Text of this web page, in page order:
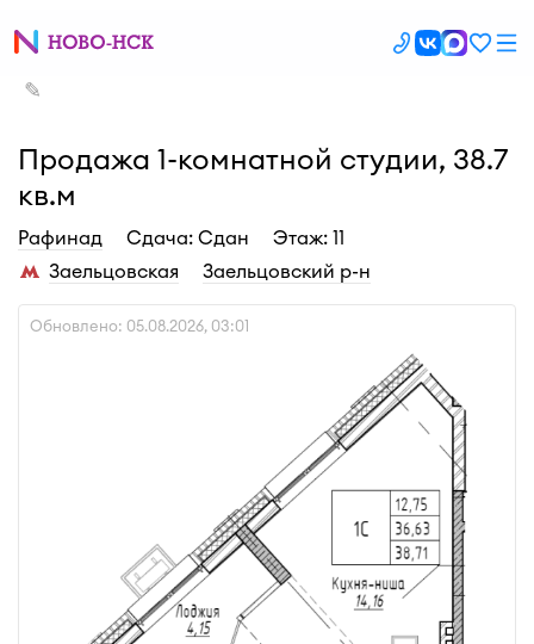
✎
Продажа 1-комнатной студии, 38.7
кв.м
Рафинад Cдача: Сдан
Этаж: 11
Заельцовская
Заельцовский р-н
Обновлено: 05.08.2026, 03:01